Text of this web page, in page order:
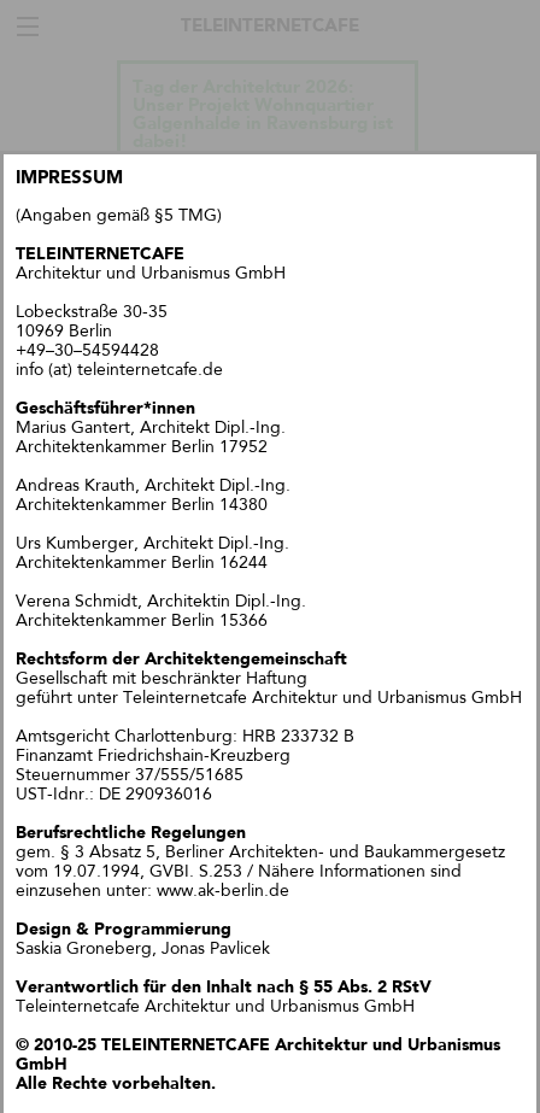
Talk im DAZ: „Wie geht
einfach?“
„Wie geht Wohnraumproduktion
einfach?“ im Deutschen
28.05.2026 um 19 Uhr und stellt
als Input das
Genossenschaftsprojekt Das große
Richtfest für Das große kleine
München
IMPRESSUM
(Angaben gemäß §5 TMG)
TELEINTERNETCAFE
Architektur und Urbanismus GmbH
Lobeckstraße 30-35
10969 Berlin
+49–30–54594428
info (at) teleinternetcafe.de
Geschäftsführer*innen
Marius Gantert, Architekt Dipl.-Ing.
Architektenkammer Berlin 17952
Andreas Krauth, Architekt Dipl.-Ing.
Architektenkammer Berlin 14380
Urs Kumberger, Architekt Dipl.-Ing.
Architektenkammer Berlin 16244
Verena Schmidt, Architektin Dipl.-Ing.
Architektenkammer Berlin 15366
Rechtsform der Architektengemeinschaft
Gesellschaft mit beschränkter Haftung
geführt unter Teleinternetcafe Architektur und Urbanismus GmbH
Amtsgericht Charlottenburg: HRB 233732 B
Finanzamt Friedrichshain-Kreuzberg
Steuernummer 37/555/51685
UST-Idnr.: DE 290936016
Berufsrechtliche Regelungen
gem. § 3 Absatz 5, Berliner Architekten- und Baukammergesetz
vom 19.07.1994, GVBI. S.253 / Nähere Informationen sind
einzusehen unter: www.ak-berlin.de
Design & Programmierung
Saskia Groneberg, Jonas Pavlicek
Verantwortlich für den Inhalt nach § 55 Abs. 2 RStV
Teleinternetcafe Architektur und Urbanismus GmbH
© 2010-25 TELEINTERNETCAFE Architektur und Urbanismus
GmbH
Alle Rechte vorbehalten.